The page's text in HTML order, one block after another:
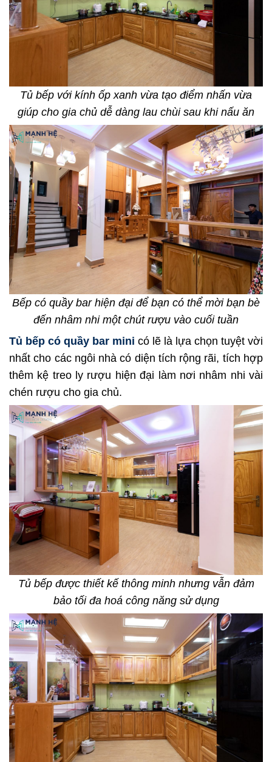
Tủ bếp với kính ốp xanh vừa tạo điểm nhấn vừa
giúp cho gia chủ dễ dàng lau chùi sau khi nấu ăn
Bếp có quầy bar hiện đại để bạn có thể mời bạn bè
đến nhâm nhi một chút rượu vào cuối tuần
Tủ bếp có quầy bar mini có lẽ là lựa chọn tuyệt vời
nhất cho các ngôi nhà có diện tích rộng rãi, tích hợp
thêm kệ treo ly rượu hiện đại làm nơi nhâm nhi vài
chén rượu cho gia chủ.
Tủ bếp được thiết kế thông minh nhưng vẫn đảm
bảo tối đa hoá công năng sử dụng